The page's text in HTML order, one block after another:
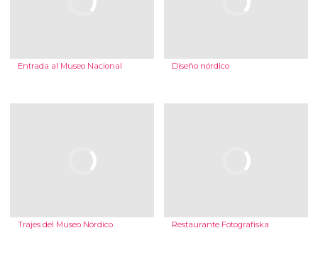
Entrada al Museo Nacional Diseño nórdico
Trajes del Museo Nórdico Restaurante Fotografiska